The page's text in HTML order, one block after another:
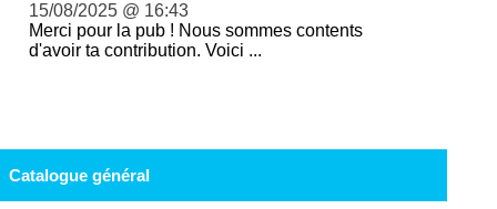
15/08/2025 @ 16:43
Merci pour la pub ! Nous sommes contents
d'avoir ta contribution. Voici ...
Catalogue général